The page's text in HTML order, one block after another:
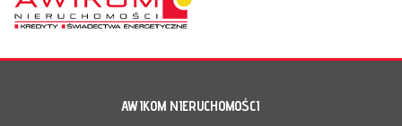
AWIKOM NIERUCHOMOŚCI